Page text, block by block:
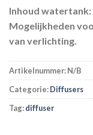
Inhoud watertank:
Mogelijkheden
van verlichting.
Artikelnummer:N/B
Categorie:Diffusers
Tag:diffuser